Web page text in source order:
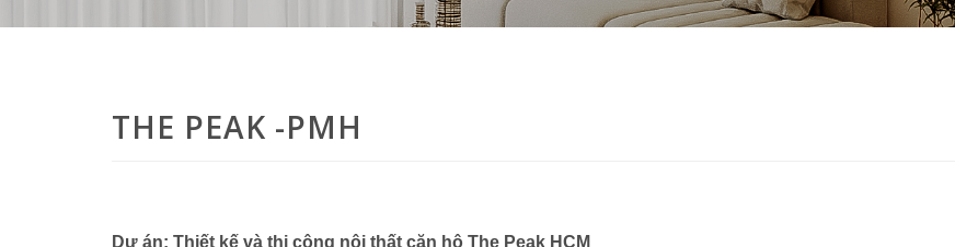
THE PEAK -PMH
Dự án: Thiết kế và thi công nội thất căn hộ The Peak HCM